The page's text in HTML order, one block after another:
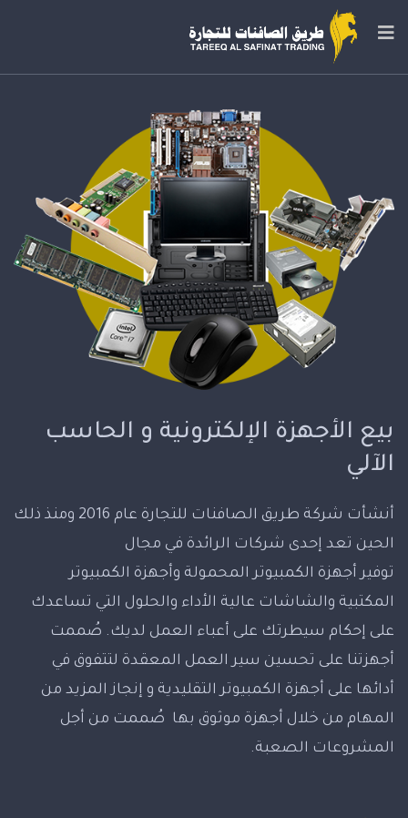
بيع الأجهزة الإلكترونية و الحاسب
الآلي
أنشأت شركة طريق الصافنات للتجارة عام 2016 ومنذ ذلك
الحين تعد إحدى شركات الرائدة في مجال
توفير أجهزة الكمبيوتر المحمولة وأجهزة الكمبيوتر
المكتبية والشاشات عالية الأداء والحلول التي تساعدك
على إحكام سيطرتك على أعباء العمل لديك. صُممت
أجهزتنا على تحسين سير العمل المعقدة لتتفوق في
أدائها على أجهزة الكمبيوتر التقليدية و إنجاز المزيد من
المهام من خلال أجهزة موثوق بها صُممت من أجل
المشروعات الصعبة.